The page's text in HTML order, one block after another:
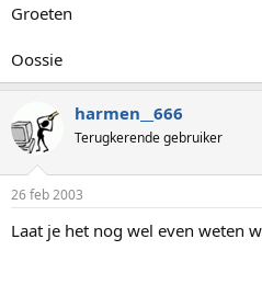
Groeten
Oossie
harmen__666
Terugkerende gebruiker
26 feb 2003
Laat je het nog wel even weten